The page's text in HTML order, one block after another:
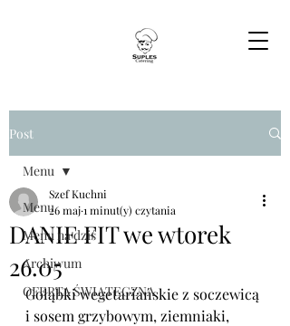
Post
Menu
Menu na dziś
Archiwum
OFERTA ŚWIĄTECZNA
Menu
DANIE FIT we wtorek
26.05
Szef Kuchni
26 maj1 minut(y) czytania
Gołąbki wegetariańskie z soczewicą
i sosem grzybowym, ziemniaki,